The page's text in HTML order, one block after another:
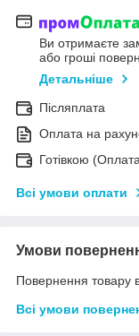
Ви отримаєте
або гроші
Детальніше
Післяплата
Оплата на
Готівкою
Всі умови оплати
Умови
Повернення товару
Всі умови